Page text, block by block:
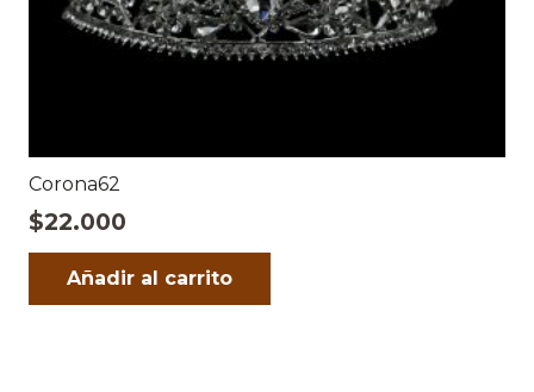
Corona62
$22.000
Añadir al carrito